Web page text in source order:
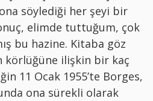
söylediği her şeyi bir
elimde tuttuğum, çok
bu hazine. Kitaba göz
körlüğüne ilişkin bir kaç
11 Ocak 1955’te Borges,
ona sürekli olarak